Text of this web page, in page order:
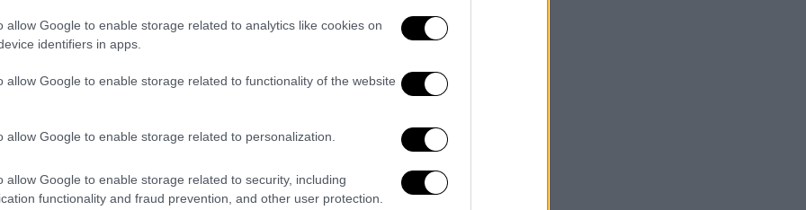
allow Google to enable storage related to analytics like cookies on
identifiers in apps.
allow Google to enable storage related to functionality of the website
allow Google to enable storage related to personalization.
allow Google to enable storage related to security, including
functionality and fraud prevention, and other user protection.
το πρωτοποριακό και καινοτόμο
δύο κορυφαίων εταιρειών στο
των υπό ανάπτυξη έργων της ΤΕΡΝΑ
δραστηριοποίηση και το μερίδιο
καταναλωτών, παρέχουν τη
στην αγορά των «πράσινων PPAs».